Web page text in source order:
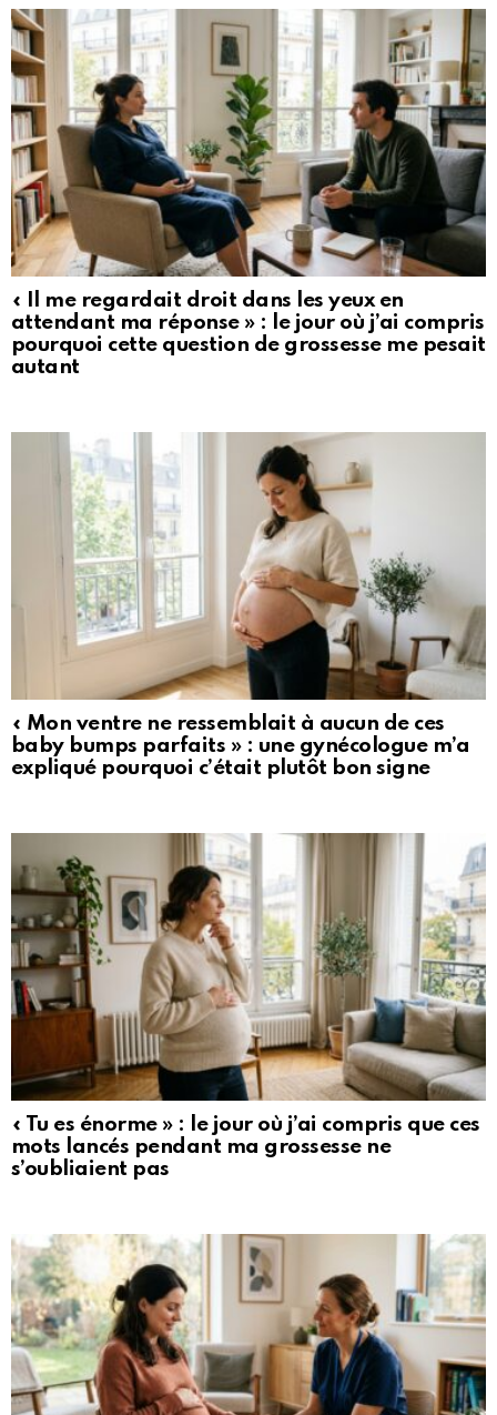
« Il me regardait droit dans les yeux en
attendant ma réponse » : le jour où j’ai compris
pourquoi cette question de grossesse me pesait
autant
« Mon ventre ne ressemblait à aucun de ces
baby bumps parfaits » : une gynécologue m’a
expliqué pourquoi c’était plutôt bon signe
« Tu es énorme » : le jour où j’ai compris que ces
mots lancés pendant ma grossesse ne
s’oubliaient pas